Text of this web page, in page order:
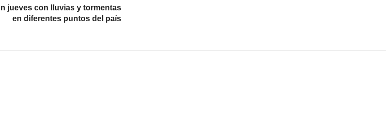
jueves con lluvias y tormentas
en diferentes puntos del país